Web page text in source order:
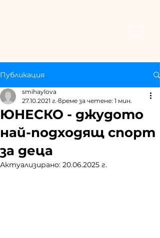
Публикация
ЮНЕСКО - джудото
най-подходящ спорт
за деца
smihaylova
27.10.2021 г. време за четене: 1 мин.
Актуализирано: 20.06.2025 г.